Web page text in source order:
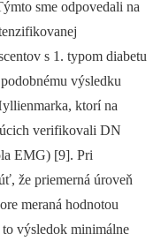
sme odpovedali na
s 1. typom diabetu
výsledku
ktorí na
verifikovali DN
EMG) [9]. Pri
že priemerná úroveň
meraná hodnotou
výsledok minimálne